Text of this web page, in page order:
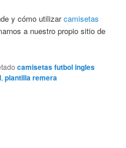
y cómo utilizarcamisetas
a nuestro propio sitio de
camisetas futbol ingles
,plantilla remera